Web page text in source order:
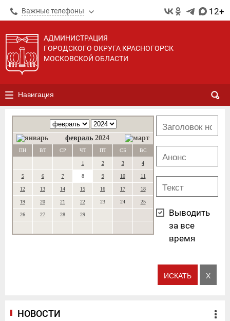
Важные телефоны 12+
АДМИНИСТРАЦИЯ
ГОРОДСКОГО ОКРУГА КРАСНОГОРСК
МОСКОВСКОЙ ОБЛАСТИ
Навигация
февраль 2024
ПН ВТ СР ЧТ ПТ СБ ВС
1 2 3 4
5 6 7 8 9 10 11
12 13 14 15 16 17 18
19 20 21 22 23 24 25
26 27 28 29
Выводить
за все
время
НОВОСТИ